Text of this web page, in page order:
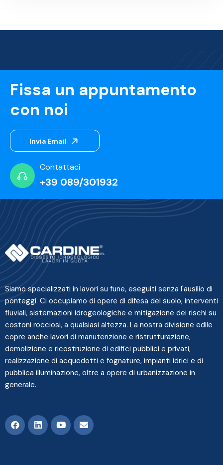
Fissa un appuntamento
con noi
Invia Email
Contattaci
+39 089/301932
Siamo specializzati in lavori su fune, eseguiti senza l'ausilio di
ponteggi. Ci occupiamo di opere di difesa del suolo, interventi
fluviali, sistemazioni idrogeologiche e mitigazione dei rischi su
costoni rocciosi, a qualsiasi altezza. La nostra divisione edile
copre anche lavori di manutenzione e ristrutturazione,
demolizione e ricostruzione di edifici pubblici e privati,
realizzazione di acquedotti e fognature, impianti idrici e di
pubblica illuminazione, oltre a opere di urbanizzazione in
generale.